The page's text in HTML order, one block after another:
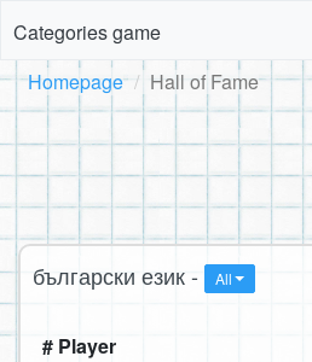
Categories game
Homepage Hall of Fame
български език - All
# Player